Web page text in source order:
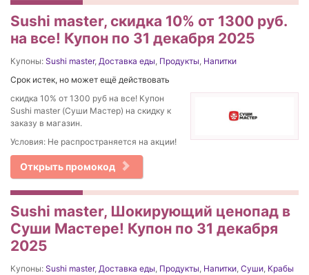
Sushi master, скидка 10% от 1300 руб.
на все! Купон по 31 декабря 2025
Купоны: Sushi master, Доставка еды, Продукты, Напитки
Срок истек, но может ещё действовать
скидка 10% от 1300 руб на все! Купон
Sushi master (Суши Мастер) на скидку к
заказу в магазин.
Условия: Не распространяется на акции!
Открыть промокод
Sushi master, Шокирующий ценопад в
Суши Мастере! Купон по 31 декабря
2025
Купоны: Sushi master, Доставка еды, Продукты, Напитки, Суши, Крабы